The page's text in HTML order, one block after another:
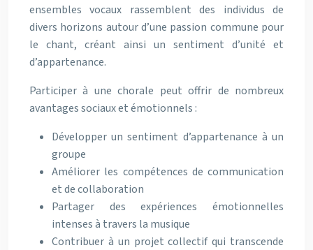
ensembles vocaux rassemblent des individus de
divers horizons autour d’une passion commune pour
le chant, créant ainsi un sentiment d’unité et
d’appartenance.
Participer à une chorale peut offrir de nombreux
avantages sociaux et émotionnels :
Développer un sentiment d’appartenance à un
groupe
Améliorer les compétences de communication
et de collaboration
Partager des expériences émotionnelles
intenses à travers la musique
Contribuer à un projet collectif qui transcende